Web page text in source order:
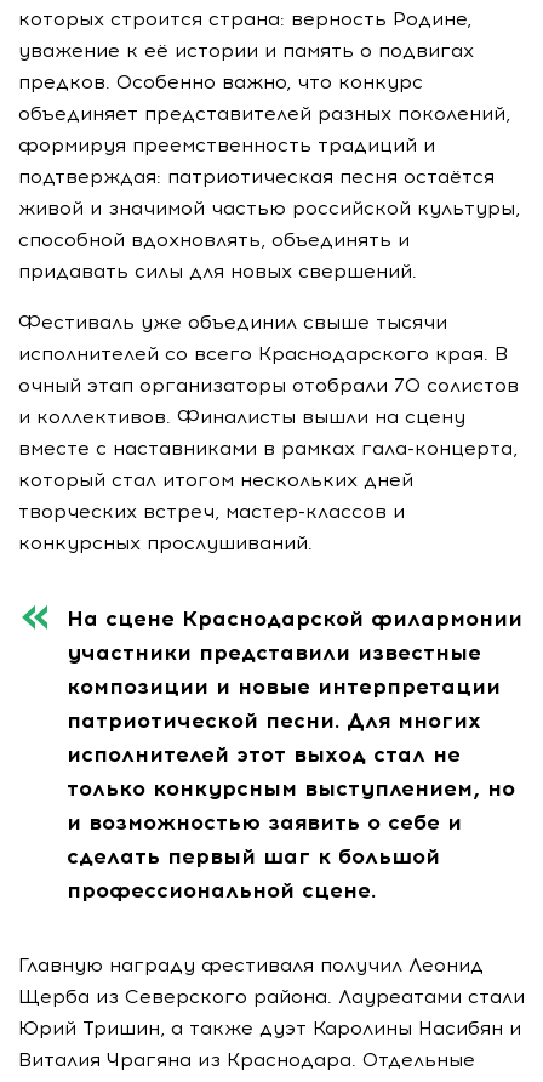
которых строится страна: верность Родине,
уважение к её истории и память о подвигах
предков. Особенно важно, что конкурс
объединяет представителей разных поколений,
формируя преемственность традиций и
подтверждая: патриотическая песня остаётся
живой и значимой частью российской культуры,
способной вдохновлять, объединять и
придавать силы для новых свершений.
Фестиваль уже объединил свыше тысячи
исполнителей со всего Краснодарского края. В
очный этап организаторы отобрали 70 солистов
и коллективов. Финалисты вышли на сцену
вместе с наставниками в рамках гала-концерта,
который стал итогом нескольких дней
творческих встреч, мастер-классов и
конкурсных прослушиваний.
На сцене Краснодарской филармонии
участники представили известные
композиции и новые интерпретации
патриотической песни. Для многих
исполнителей этот выход стал не
только конкурсным выступлением, но
и возможностью заявить о себе и
сделать первый шаг к большой
профессиональной сцене.
Главную награду фестиваля получил Леонид
Щерба из Северского района. Лауреатами стали
Юрий Тришин, а также дуэт Каролины Насибян и
Виталия Чрагяна из Краснодара. Отдельные